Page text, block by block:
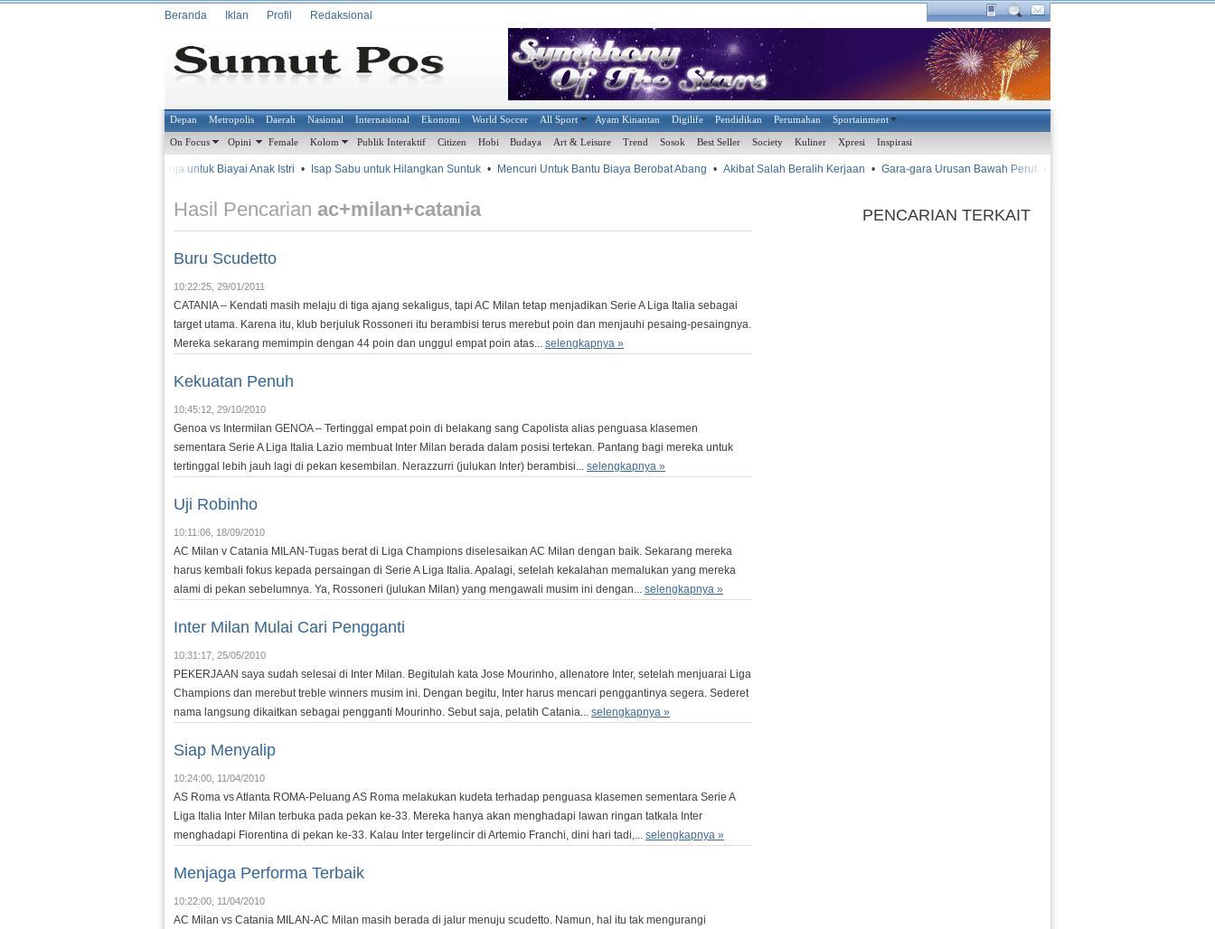
Beranda Iklan Profil Redaksional
Depan Metropolis Daerah Nasional Internasional Ekonomi World Soccer All Sport Ayam Kinantan Digilife Pendidikan Perumahan Sportainment
On Focus Opini Female Kolom Publik Interaktif Citizen Hobi Budaya Art & Leisure Trend Sosok Best Seller Society Kuliner Xpresi Inspirasi
Jual Ganja untuk Biayai Anak Istri • Isap Sabu untuk Hilangkan Suntuk • Mencuri Untuk Bantu Biaya Berobat Abang • Akibat Salah Beralih Kerjaan • Gara-gara Urusan Bawah Perut •
Hasil Pencarian ac+milan+catania
Buru Scudetto
10:22:25, 29/01/2011
CATANIA – Kendati masih melaju di tiga ajang sekaligus, tapi AC Milan tetap menjadikan Serie A Liga Italia sebagai
target utama. Karena itu, klub berjuluk Rossoneri itu berambisi terus merebut poin dan menjauhi pesaing-pesaingnya.
Mereka sekarang memimpin dengan 44 poin dan unggul empat poin atas... selengkapnya »
Kekuatan Penuh
10:45:12, 29/10/2010
Genoa vs Intermilan GENOA – Tertinggal empat poin di belakang sang Capolista alias penguasa klasemen
sementara Serie A Liga Italia Lazio membuat Inter Milan berada dalam posisi tertekan. Pantang bagi mereka untuk
tertinggal lebih jauh lagi di pekan kesembilan. Nerazzurri (julukan Inter) berambisi... selengkapnya »
Uji Robinho
10:11:06, 18/09/2010
AC Milan v Catania MILAN-Tugas berat di Liga Champions diselesaikan AC Milan dengan baik. Sekarang mereka
harus kembali fokus kepada persaingan di Serie A Liga Italia. Apalagi, setelah kekalahan memalukan yang mereka
alami di pekan sebelumnya. Ya, Rossoneri (julukan Milan) yang mengawali musim ini dengan... selengkapnya »
Inter Milan Mulai Cari Pengganti
10:31:17, 25/05/2010
PEKERJAAN saya sudah selesai di Inter Milan. Begitulah kata Jose Mourinho, allenatore Inter, setelah menjuarai Liga
Champions dan merebut treble winners musim ini. Dengan begitu, Inter harus mencari penggantinya segera. Sederet
nama langsung dikaitkan sebagai pengganti Mourinho. Sebut saja, pelatih Catania... selengkapnya »
Siap Menyalip
10:24:00, 11/04/2010
AS Roma vs Atlanta ROMA-Peluang AS Roma melakukan kudeta terhadap penguasa klasemen sementara Serie A
Liga Italia Inter Milan terbuka pada pekan ke-33. Mereka hanya akan menghadapi lawan ringan tatkala Inter
menghadapi Fiorentina di pekan ke-33. Kalau Inter tergelincir di Artemio Franchi, dini hari tadi,... selengkapnya »
Menjaga Performa Terbaik
10:22:00, 11/04/2010
AC Milan vs Catania MILAN-AC Milan masih berada di jalur menuju scudetto. Namun, hal itu tak mengurangi
PENCARIAN TERKAIT